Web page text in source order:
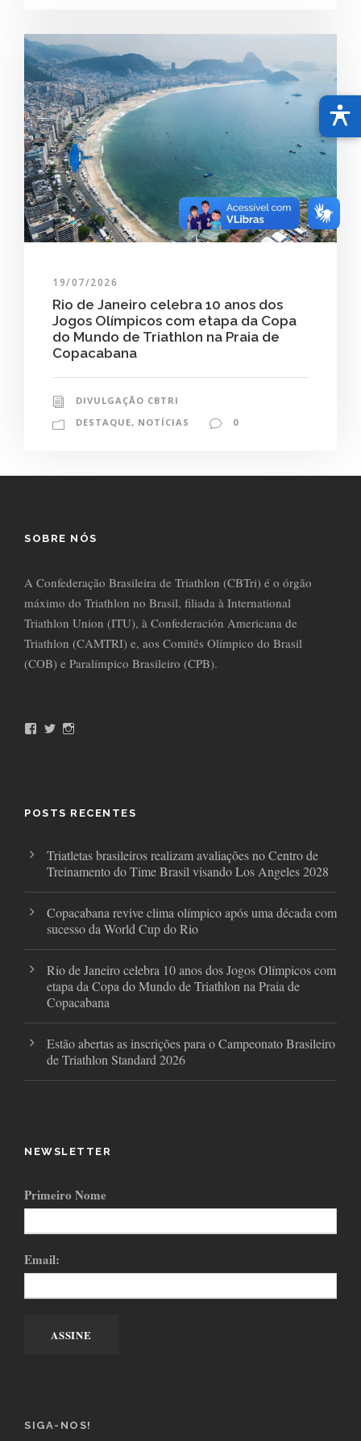
19/07/2026
Rio de Janeiro celebra 10 anos dos
Jogos Olímpicos com etapa da Copa
do Mundo de Triathlon na Praia de
Copacabana
DIVULGAÇÃO CBTRI
DESTAQUE, NOTÍCIAS 0
SOBRE NÓS
A Confederação Brasileira de Triathlon (CBTri) é o órgão
máximo do Triathlon no Brasil, filiada à International
Triathlon Union (ITU), à Confederación Americana de
Triathlon (CAMTRI) e, aos Comitês Olímpico do Brasil
(COB) e Paralímpico Brasileiro (CPB).
k
T
a
POSTS RECENTES
Triatletas brasileiros realizam avaliações no Centro de
Treinamento do Time Brasil visando Los Angeles 2028
Copacabana revive clima olímpico após uma década com
sucesso da World Cup do Rio
Rio de Janeiro celebra 10 anos dos Jogos Olímpicos com
etapa da Copa do Mundo de Triathlon na Praia de
Copacabana
Estão abertas as inscrições para o Campeonato Brasileiro
de Triathlon Standard 2026
NEWSLETTER
Primeiro Nome
Email:
SIGA-NOS!